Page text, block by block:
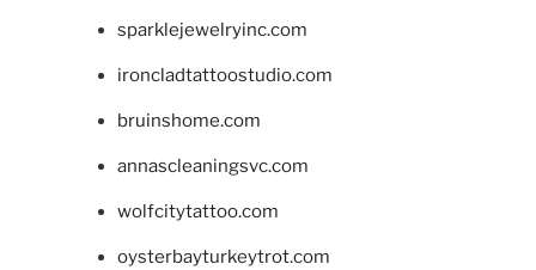
sparklejewelryinc.com
ironcladtattoostudio.com
bruinshome.com
annascleaningsvc.com
wolfcitytattoo.com
oysterbayturkeytrot.com